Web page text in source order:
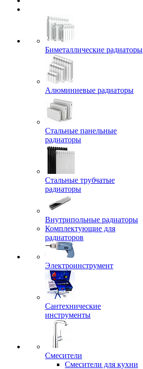
Биметаллические радиаторы
Алюминиевые радиаторы
Стальные панельные
радиаторы
Стальные трубчатые
радиаторы
Внутрипольные радиаторы
Комплектующие для
радиаторов
Электроинструмент
Сантехнические
инструменты
Смесители
Смесители для кухни